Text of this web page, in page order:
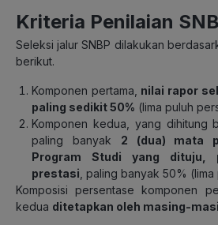
Kriteria Penilaian
Seleksi jalur SNBP dilakukan
berikut.
Komponen pertama, nilai rapor
paling sedikit 50% (lima puluh
Komponen kedua, yang dihitung
paling banyak 2 (dua) mata
Program Studi yang dituju,
prestasi , paling banyak 50%
Komposisi persentase komponen
kedua ditetapkan oleh masing-